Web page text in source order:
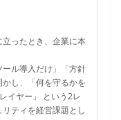
ったとき、企業に本
ル導入だけ」「方針
し、「何を守るかを
イヤー」 という2レ
ティを経営課題とし